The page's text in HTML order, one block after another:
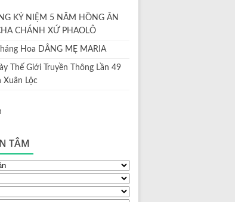
KỶ NIỆM 5 NĂM HỒNG ÂN
CHÁNH XỨ PHAOLÔ
Hoa DÂNG MẸ MARIA
Thế Giới Truyền Thông Lần 49
Xuân Lộc
TÂM